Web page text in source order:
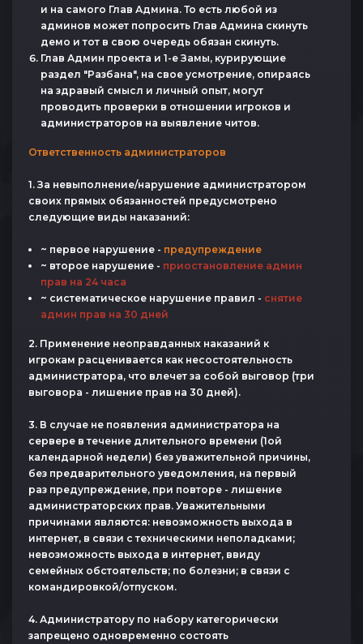
и на самого Глав Админа. То есть любой из
админов может попросить Глав Админа скинуть
демо и тот в свою очередь обязан скинуть.
Глав Админ проекта и 1-е Замы, курирующие
раздел "Разбана", на свое усмотрение, опираясь
на здравый смысл и личный опыт, могут
проводить проверки в отношении игроков и
администраторов на выявление читов.
Ответственность администраторов
1. За невыполнение/нарушение администратором
своих прямых обязанностей предусмотрено
следующие виды наказаний:
~ первое нарушение - предупреждение
~ второе нарушение - приостановление админ
прав на 24 часа
~ систематическое нарушение правил - снятие
админ прав на 30 дней
2. Применение неоправданных наказаний к
игрокам расценивается как несостоятельность
администратора, что влечет за собой выговор (три
выговора - лишение прав на 30 дней).
3. В случае не появления администратора на
сервере в течение длительного времени (1ой
календарной недели) без уважительной причины,
без предварительного уведомления, на первый
раз предупреждение, при повторе - лишение
администраторских прав. Уважительными
причинами являются: невозможность выхода в
интернет, в связи с техническими неполадками;
невозможность выхода в интернет, ввиду
семейных обстоятельств; по болезни; в связи с
командировкой/отпуском.
4. Администратору по набору категорически
запрещено одновременно состоять